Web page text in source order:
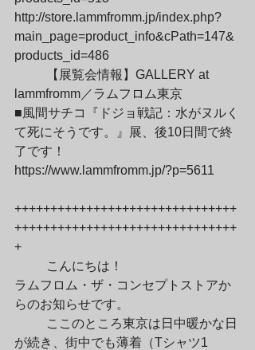
http://store.lammfromm.jp/index.php?
main_page=product_info&cPath=147&
products_id=486
lammfromm／ラムフロム東京
■風間サチコ『ドジョ戦記：水がヌルく
て死にそうです。』展、後10日間で終
了です！
https://www.lammfromm.jp/?p=5611
+++++++++++++++++++++++++++++++
+++++++++++++++++++++++++++++++
+
ラムフロム・ザ・コンセプトストアか
らのお知らせです。
が続き、街中でも薄着（Tシャツ1